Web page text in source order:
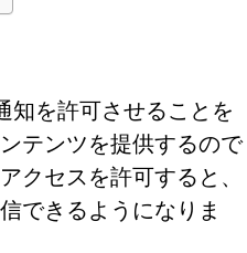
知を許可させることを
テンツを提供するので
クセスを許可すると、
できるようになりま